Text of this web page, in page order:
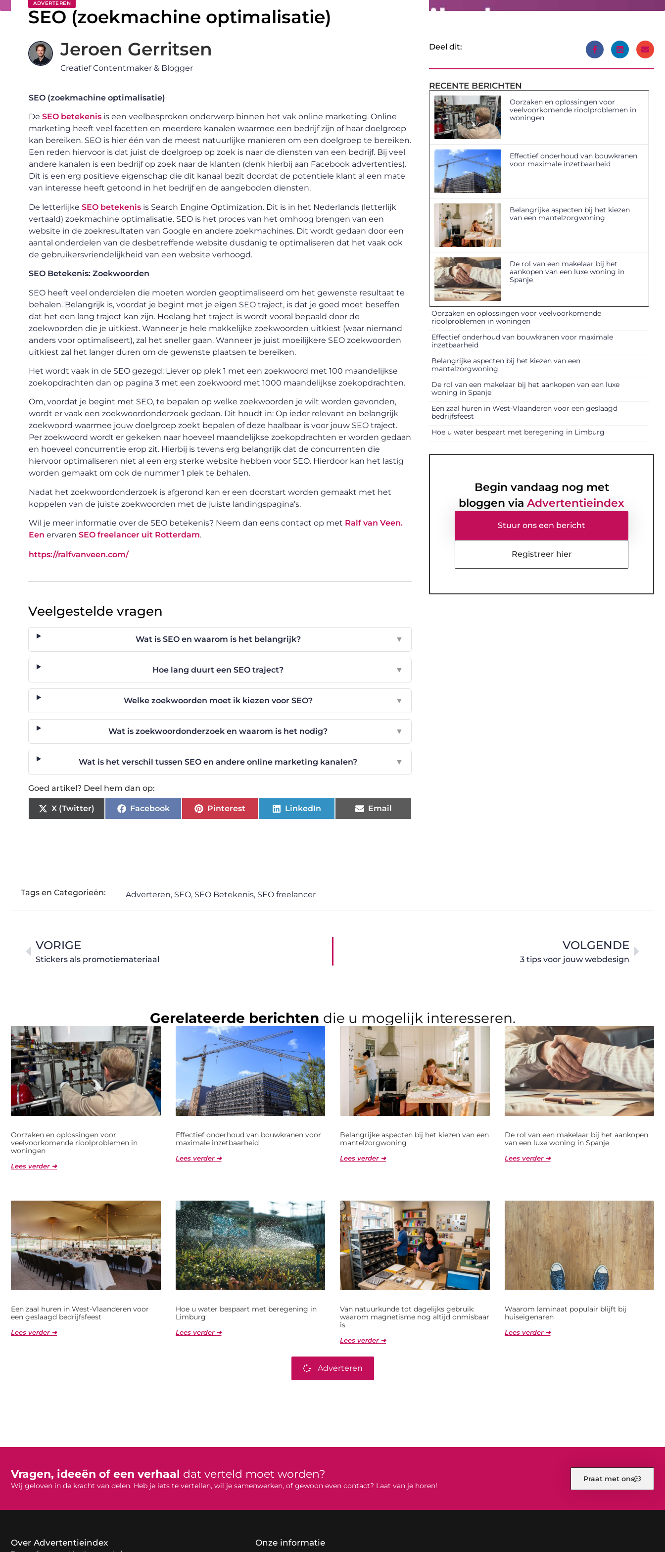
ADVERTEREN
SEO (zoekmachine optimalisatie)
Jeroen Gerritsen
Creatief Contentmaker & Blogger
SEO (zoekmachine optimalisatie)
De SEO betekenis is een veelbesproken onderwerp binnen het vak online marketing. Online
marketing heeft veel facetten en meerdere kanalen waarmee een bedrijf zijn of haar doelgroep
kan bereiken. SEO is hier één van de meest natuurlijke manieren om een doelgroep te bereiken.
Een reden hiervoor is dat juist de doelgroep op zoek is naar de diensten van een bedrijf. Bij veel
andere kanalen is een bedrijf op zoek naar de klanten (denk hierbij aan Facebook advertenties).
Dit is een erg positieve eigenschap die dit kanaal bezit doordat de potentiele klant al een mate
van interesse heeft getoond in het bedrijf en de aangeboden diensten.
De letterlijke SEO betekenis is Search Engine Optimization. Dit is in het Nederlands (letterlijk
vertaald) zoekmachine optimalisatie. SEO is het proces van het omhoog brengen van een
website in de zoekresultaten van Google en andere zoekmachines. Dit wordt gedaan door een
aantal onderdelen van de desbetreffende website dusdanig te optimaliseren dat het vaak ook
de gebruikersvriendelijkheid van een website verhoogd.
SEO Betekenis: Zoekwoorden
SEO heeft veel onderdelen die moeten worden geoptimaliseerd om het gewenste resultaat te
behalen. Belangrijk is, voordat je begint met je eigen SEO traject, is dat je goed moet beseffen
dat het een lang traject kan zijn. Hoelang het traject is wordt vooral bepaald door de
zoekwoorden die je uitkiest. Wanneer je hele makkelijke zoekwoorden uitkiest (waar niemand
anders voor optimaliseert), zal het sneller gaan. Wanneer je juist moeilijkere SEO zoekwoorden
uitkiest zal het langer duren om de gewenste plaatsen te bereiken.
Het wordt vaak in de SEO gezegd: Liever op plek 1 met een zoekwoord met 100 maandelijkse
zoekopdrachten dan op pagina 3 met een zoekwoord met 1000 maandelijkse zoekopdrachten.
Om, voordat je begint met SEO, te bepalen op welke zoekwoorden je wilt worden gevonden,
wordt er vaak een zoekwoordonderzoek gedaan. Dit houdt in: Op ieder relevant en belangrijk
zoekwoord waarmee jouw doelgroep zoekt bepalen of deze haalbaar is voor jouw SEO traject.
Per zoekwoord wordt er gekeken naar hoeveel maandelijkse zoekopdrachten er worden gedaan
en hoeveel concurrentie erop zit. Hierbij is tevens erg belangrijk dat de concurrenten die
hiervoor optimaliseren niet al een erg sterke website hebben voor SEO. Hierdoor kan het lastig
worden gemaakt om ook de nummer 1 plek te behalen.
Nadat het zoekwoordonderzoek is afgerond kan er een doorstart worden gemaakt met het
koppelen van de juiste zoekwoorden met de juiste landingspagina’s.
Wil je meer informatie over de SEO betekenis? Neem dan eens contact op met Ralf van Veen.
Een ervaren SEO freelancer uit Rotterdam.
https://ralfvanveen.com/
Veelgestelde vragen
Wat is SEO en waarom is het belangrijk? ▼
Hoe lang duurt een SEO traject? ▼
Welke zoekwoorden moet ik kiezen voor SEO? ▼
Wat is zoekwoordonderzoek en waarom is het nodig? ▼
Wat is het verschil tussen SEO en andere online marketing kanalen? ▼
Goed artikel? Deel hem dan op:
X (Twitter) Facebook Pinterest LinkedIn Email
Deel dit:
RECENTE BERICHTEN
Oorzaken en oplossingen voor
veelvoorkomende rioolproblemen in
woningen
Effectief onderhoud van bouwkranen
voor maximale inzetbaarheid
Belangrijke aspecten bij het kiezen
van een mantelzorgwoning
De rol van een makelaar bij het
aankopen van een luxe woning in
Spanje
Oorzaken en oplossingen voor veelvoorkomende
rioolproblemen in woningen
Effectief onderhoud van bouwkranen voor maximale
inzetbaarheid
Belangrijke aspecten bij het kiezen van een
mantelzorgwoning
De rol van een makelaar bij het aankopen van een luxe
woning in Spanje
Een zaal huren in West-Vlaanderen voor een geslaagd
bedrijfsfeest
Hoe u water bespaart met beregening in Limburg
Begin vandaag nog met
bloggen via Advertentieindex
Stuur ons een bericht
Registreer hier
Tags en Categorieën: Adverteren, SEO, SEO Betekenis, SEO freelancer
VORIGE
Stickers als promotiemateriaal
VOLGENDE
3 tips voor jouw webdesign
Gerelateerde berichten die u mogelijk interesseren.
Oorzaken en oplossingen voor
veelvoorkomende rioolproblemen in
woningen
Lees verder ➜
Effectief onderhoud van bouwkranen voor
maximale inzetbaarheid
Lees verder ➜
Belangrijke aspecten bij het kiezen van een
mantelzorgwoning
Lees verder ➜
De rol van een makelaar bij het aankopen
van een luxe woning in Spanje
Lees verder ➜
Een zaal huren in West-Vlaanderen voor
een geslaagd bedrijfsfeest
Lees verder ➜
Hoe u water bespaart met beregening in
Limburg
Lees verder ➜
Van natuurkunde tot dagelijks gebruik:
waarom magnetisme nog altijd onmisbaar
is
Lees verder ➜
Waarom laminaat populair blijft bij
huiseigenaren
Lees verder ➜
Adverteren
Vragen, ideeën of een verhaal dat verteld moet worden?
Wij geloven in de kracht van delen. Heb je iets te vertellen, wil je samenwerken, of gewoon even contact? Laat van je horen!
Praat met ons
Over Advertentieindex Onze informatie